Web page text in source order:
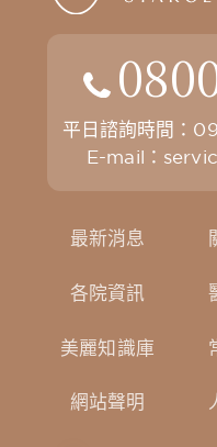
平日諮詢時間：
E-mail：
最新消息
各院資訊
美麗知識庫
網站聲明